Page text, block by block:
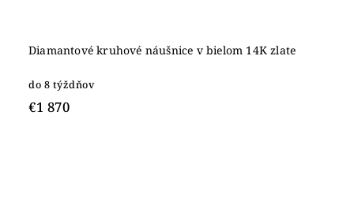
Diamantové kruhové náušnice v bielom 14K zlate
do 8 týždňov
€1 870